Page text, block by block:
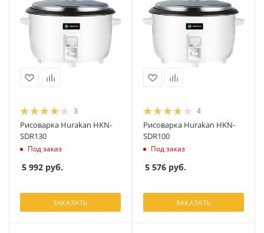
3
Рисоварка Hurakan HKN-
SDR130
Под заказ
5 992 руб.
ЗАКАЗАТЬ
4
Рисоварка Hurakan HKN-
SDR100
Под заказ
5 576 руб.
ЗАКАЗАТЬ